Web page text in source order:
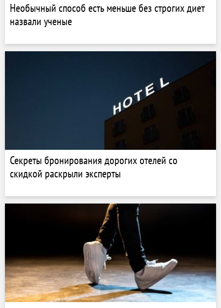
Необычный способ есть меньше без строгих диет
назвали ученые
Секреты бронирования дорогих отелей со
скидкой раскрыли эксперты